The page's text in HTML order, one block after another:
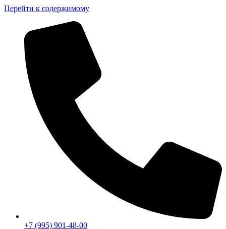
Перейти к содержимому
+7 (995) 901-48-00